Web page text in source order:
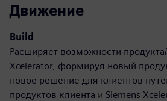
Движение
Build
Расширяет возможности
Xcelerator, формируя новый
новое решение для клиентов
продуктов клиента и Siemens